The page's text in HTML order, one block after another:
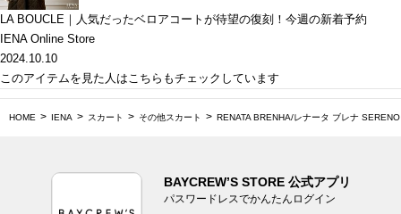
LA BOUCLE｜人気だったベロアコートが待望の復刻！今週の新着予約
IENA Online Store
2024.10.10
このアイテムを見た人はこちらもチェックしています
HOME IENA スカート その他スカート RENATA BRENHA/レナータ ブレナ
BAYCREW’S STORE 公式アプリ
パスワードレスでかんたんログイン